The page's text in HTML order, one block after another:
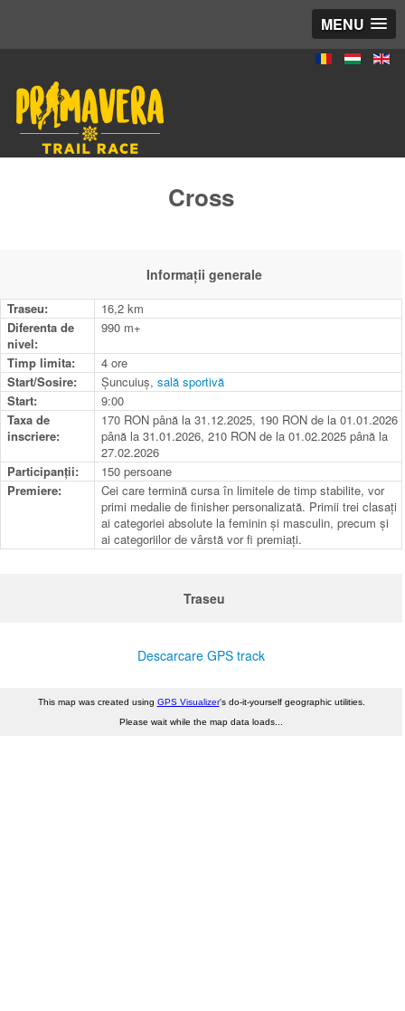
MENU
Cross
Informaţii generale
Traseu:
16,2 km
Diferenta de
nivel:
990 m+
Timp limita:
4 ore
Start/Sosire:
Șuncuiuș, sală sportivă
Start:
9:00
Taxa de
inscriere:
170 RON până la 31.12.2025, 190 RON de la 01.01.2026
până la 31.01.2026, 210 RON de la 01.02.2025 până la
27.02.2026
Participanții:
150 persoane
Premiere:
Cei care termină cursa în limitele de timp stabilite, vor
primi medalie de finisher personalizată. Primii trei clasați
ai categoriei absolute la feminin și masculin, precum și
ai categoriilor de vârstă vor fi premiați.
Traseu
Descarcare GPS track